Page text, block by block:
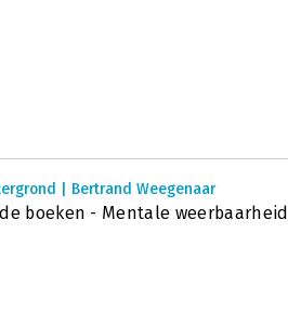
| Bertrand Weegenaar
boeken - Mentale weerbaarheid